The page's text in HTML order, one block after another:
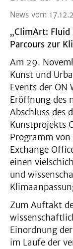
News vom
„ClimArt:
Parcours zur
Am 29.
Kunst und
Events der ON
Eröffnung des
Abschluss des
Kunstprojekts
Programm von
Exchange
einen
und
Zum Auftakt
Einordnung
im Laufe der